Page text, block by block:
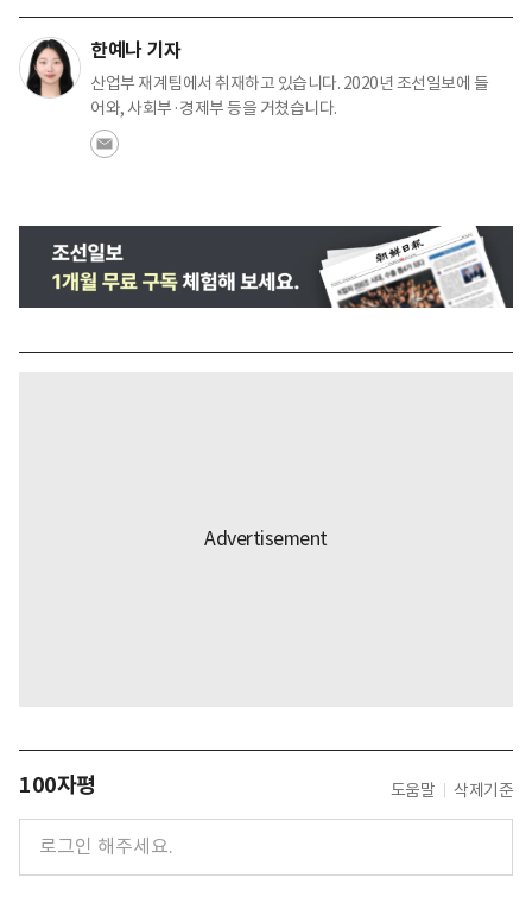
한예나 기자
산업부 재계팀에서 취재하고 있습니다. 2020년 조선일보에 들
어와, 사회부·경제부 등을 거쳤습니다.
100자평 도움말 삭제기준